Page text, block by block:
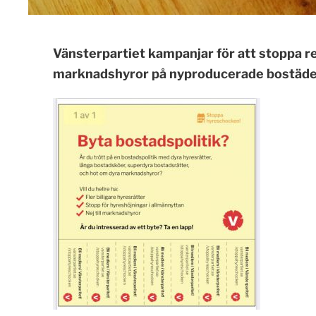
Vänsterpartiet kampanjar för att stoppa
marknadshyror på nyproducerade